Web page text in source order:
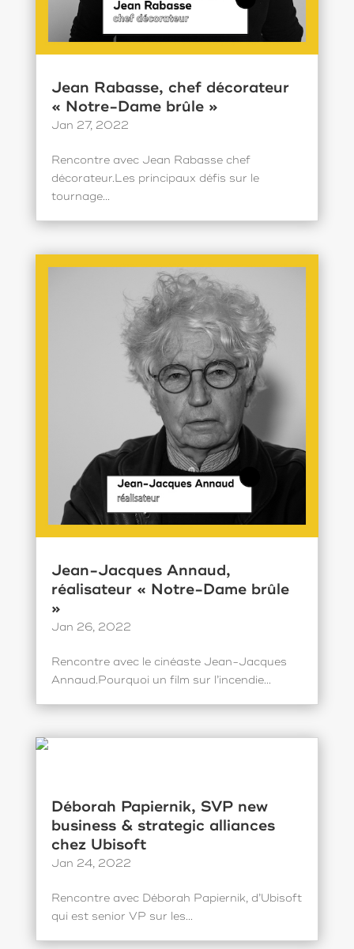
Jean Rabasse, chef décorateur
« Notre-Dame brûle »
Jan 27, 2022
Rencontre avec Jean Rabasse chef
décorateur.Les principaux défis sur le
tournage...
Jean-Jacques Annaud,
réalisateur « Notre-Dame brûle
»
Jan 26, 2022
Rencontre avec le cinéaste Jean-Jacques
Annaud.Pourquoi un film sur l’incendie...
Déborah Papiernik, SVP new
business & strategic alliances
chez Ubisoft
Jan 24, 2022
Rencontre avec Déborah Papiernik, d’Ubisoft
qui est senior VP sur les...